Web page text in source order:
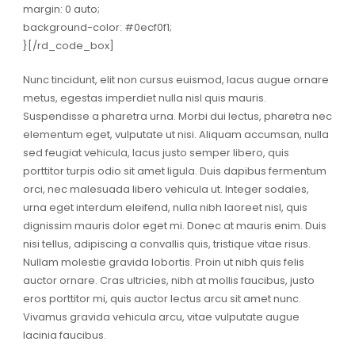
margin: 0 auto;
background-color: #0ecf0f1;
}[/rd_code_box]
Nunc tincidunt, elit non cursus euismod, lacus augue ornare
metus, egestas imperdiet nulla nisl quis mauris.
Suspendisse a pharetra urna. Morbi dui lectus, pharetra nec
elementum eget, vulputate ut nisi. Aliquam accumsan, nulla
sed feugiat vehicula, lacus justo semper libero, quis
porttitor turpis odio sit amet ligula. Duis dapibus fermentum
orci, nec malesuada libero vehicula ut. Integer sodales,
urna eget interdum eleifend, nulla nibh laoreet nisl, quis
dignissim mauris dolor eget mi. Donec at mauris enim. Duis
nisi tellus, adipiscing a convallis quis, tristique vitae risus.
Nullam molestie gravida lobortis. Proin ut nibh quis felis
auctor ornare. Cras ultricies, nibh at mollis faucibus, justo
eros porttitor mi, quis auctor lectus arcu sit amet nunc.
Vivamus gravida vehicula arcu, vitae vulputate augue
lacinia faucibus.